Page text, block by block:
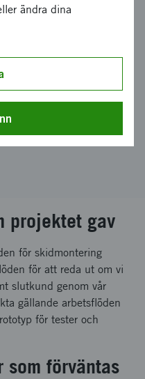
projektet gav
för skidmontering
för att reda ut om vi
slutkund genom vår
gällande arbetsflöden
för tester och
förväntas
ändra dina